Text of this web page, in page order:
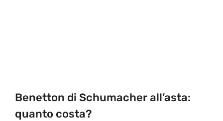
Benetton di Schumacher all’asta:
quanto costa?